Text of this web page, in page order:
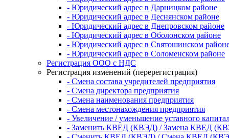
- Юридический адрес в Дарницком районе
- Юридический адрес в Деснянском районе
- Юридический адрес в Днепровском районе
- Юридический адрес в Оболонском районе
- Юридический адрес в Святошинском
- Юридический адрес в Соломенском районе
Регистрация ООО с НДС
Регистрация изменений (перерегистрация)
- Смена состава учредителей предприятия
- Смена директора предприятия
- Смена наименования предприятия
- Смена местонахождения предприятия
- Увеличение / уменьшение уставного
- Заменить КВЕД (КВЭД) / Замена КВЕД